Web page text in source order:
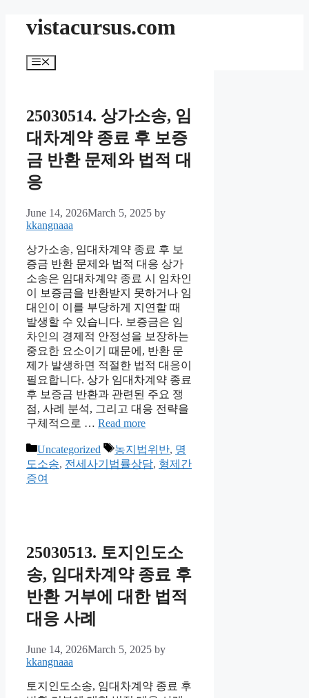
vistacursus.com
Menu
25030514. 상가소송, 임
대차계약 종료 후 보증
금 반환 문제와 법적 대
응
June 14, 2026March 5, 2025 by
kkangnaaa
상가소송, 임대차계약 종료 후 보
증금 반환 문제와 법적 대응 상가
소송은 임대차계약 종료 시 임차인
이 보증금을 반환받지 못하거나 임
대인이 이를 부당하게 지연할 때
발생할 수 있습니다. 보증금은 임
차인의 경제적 안정성을 보장하는
중요한 요소이기 때문에, 반환 문
제가 발생하면 적절한 법적 대응이
필요합니다. 상가 임대차계약 종료
후 보증금 반환과 관련된 주요 쟁
점, 사례 분석, 그리고 대응 전략을
구체적으로 … Read more
Categories
Uncategorized Tags
농지법위반, 명
도소송, 전세사기법률상담, 형제간
증여
25030513. 토지인도소
송, 임대차계약 종료 후
반환 거부에 대한 법적
대응 사례
June 14, 2026March 5, 2025 by
kkangnaaa
토지인도소송, 임대차계약 종료 후